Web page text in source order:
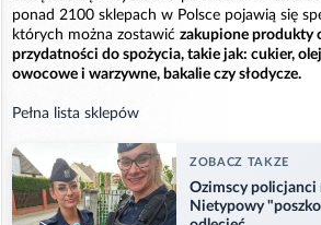
ponad 2100 sklepach w Polsce pojawią się
których można zostawić zakupione produkty
przydatności do spożycia, takie jak: cukier,
owocowe i warzywne, bakalie czy słodycze.
Pełna lista sklepów
ZOBACZ TAKZE
Ozimscy policjanci
Nietypowy